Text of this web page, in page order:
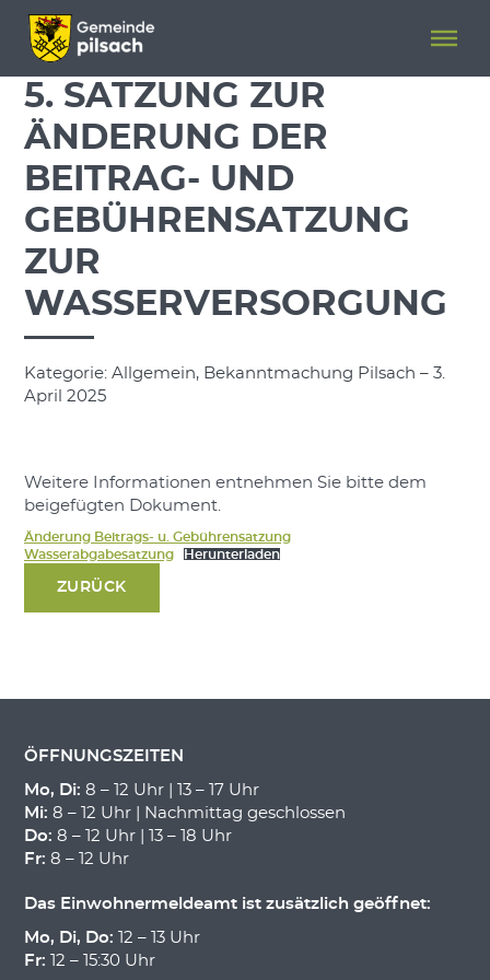
Menü überspringen
Menü überspringen
5. SATZUNG ZUR
ÄNDERUNG DER
BEITRAG- UND
GEBÜHRENSATZUNG
ZUR
WASSERVERSORGUNG
Kategorie: Allgemein, Bekanntmachung Pilsach – 3.
April 2025
Weitere Informationen entnehmen Sie bitte dem
beigefügten Dokument.
Änderung Beitrags- u. Gebührensatzung
Wasserabgabesatzung
Herunterladen
ZURÜCK
ÖFFNUNGSZEITEN
Mo, Di: 8 – 12 Uhr | 13 – 17 Uhr
Mi: 8 – 12 Uhr | Nachmittag geschlossen
Do: 8 – 12 Uhr | 13 – 18 Uhr
Fr: 8 – 12 Uhr
Das Einwohnermeldeamt ist zusätzlich geöffnet:
Mo, Di, Do: 12 – 13 Uhr
Fr: 12 – 15:30 Uhr